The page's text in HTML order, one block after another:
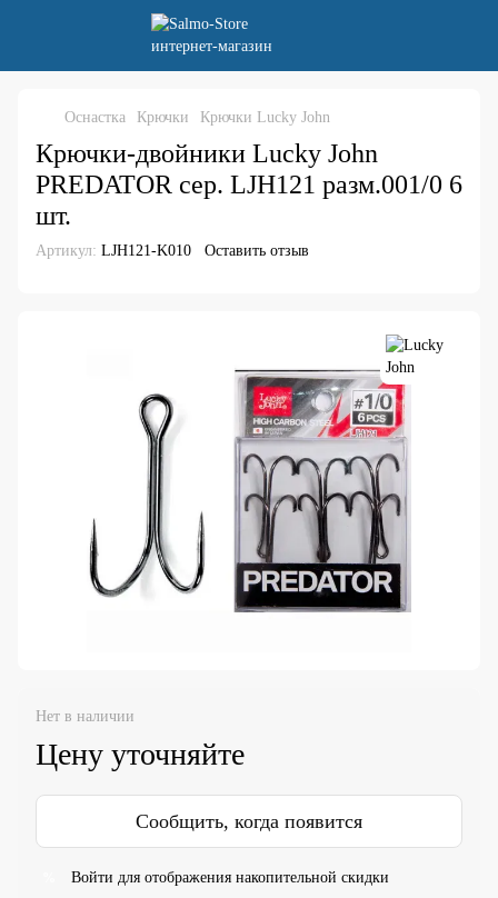
Оснастка Крючки Крючки Lucky John
Крючки-двойники Lucky John
PREDATOR сер. LJH121 разм.001/0 6
шт.
Артикул: LJH121-K010 Оставить отзыв
Нет в наличии
Цену уточняйте
Сообщить, когда появится
Войти для отображения накопительной скидки